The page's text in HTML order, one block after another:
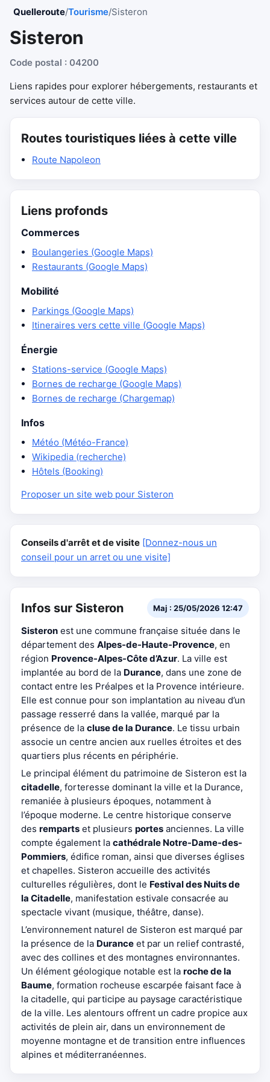
Quelleroute/Tourisme/Sisteron
Sisteron
Code postal : 04200
Liens rapides pour explorer hébergements, restaurants et
services autour de cette ville.
Routes touristiques liées à cette ville
Route Napoleon
Liens profonds
Commerces
Boulangeries (Google Maps)
Restaurants (Google Maps)
Mobilité
Parkings (Google Maps)
Itineraires vers cette ville (Google Maps)
Énergie
Stations-service (Google Maps)
Bornes de recharge (Google Maps)
Bornes de recharge (Chargemap)
Infos
Météo (Météo-France)
Wikipedia (recherche)
Hôtels (Booking)
Proposer un site web pour Sisteron
Conseils d'arrêt et de visite [Donnez-nous un
conseil pour un arret ou une visite]
Infos sur Sisteron Maj : 25/05/2026 12:47
Sisteron est une commune française située dans le
département des Alpes-de-Haute-Provence, en
région Provence-Alpes-Côte d’Azur. La ville est
implantée au bord de la Durance, dans une zone de
contact entre les Préalpes et la Provence intérieure.
Elle est connue pour son implantation au niveau d’un
passage resserré dans la vallée, marqué par la
présence de la cluse de la Durance. Le tissu urbain
associe un centre ancien aux ruelles étroites et des
quartiers plus récents en périphérie.
Le principal élément du patrimoine de Sisteron est la
citadelle, forteresse dominant la ville et la Durance,
remaniée à plusieurs époques, notamment à
l’époque moderne. Le centre historique conserve
des remparts et plusieurs portes anciennes. La ville
compte également la cathédrale Notre-Dame-des-
Pommiers, édifice roman, ainsi que diverses églises
et chapelles. Sisteron accueille des activités
culturelles régulières, dont le Festival des Nuits de
la Citadelle, manifestation estivale consacrée au
spectacle vivant (musique, théâtre, danse).
L’environnement naturel de Sisteron est marqué par
la présence de la Durance et par un relief contrasté,
avec des collines et des montagnes environnantes.
Un élément géologique notable est la roche de la
Baume, formation rocheuse escarpée faisant face à
la citadelle, qui participe au paysage caractéristique
de la ville. Les alentours offrent un cadre propice aux
activités de plein air, dans un environnement de
moyenne montagne et de transition entre influences
alpines et méditerranéennes.